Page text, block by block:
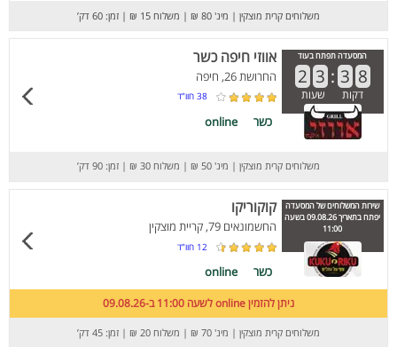
משלוחים קרית מוצקין | מינ' 80 ₪ | משלוח 15 ₪ | זמן: 60 דק’
המסעדה תפתח בעוד
2 3 : 3 8
דקות שעות
אווזי חיפה כשר
החרושת 26, חיפה
38 חוו”ד
כשר online
משלוחים קרית מוצקין | מינ' 50 ₪ | משלוח 30 ₪ | זמן: 90 דק’
שירות המשלוחים של המסעדה
יפתח בתאריך 09.08.26 בשעה
11:00
קוקוריקו
החשמונאים 79, קריית מוצקין
12 חוו”ד
כשר online
ניתן להזמין online לשעה 11:00 ב-09.08.26
משלוחים קרית מוצקין | מינ' 70 ₪ | משלוח 20 ₪ | זמן: 45 דק’